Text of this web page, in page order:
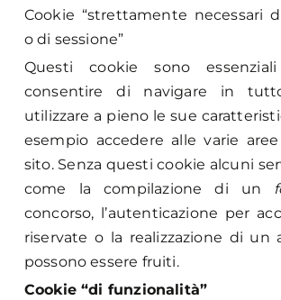
Cookie “strettamente necessari
o di sessione”
Questi cookie sono
consentire di navigare in
utilizzare a pieno le sue
esempio accedere alle varie
sito. Senza questi cookie alcuni
come la compilazione di un
concorso, l’autenticazione per
riservate o la realizzazione di un
possono essere fruiti.
Cookie “di funzionalità”